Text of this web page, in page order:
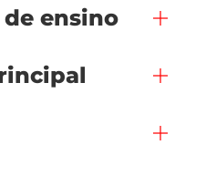
ensino